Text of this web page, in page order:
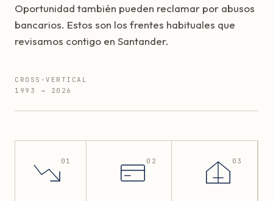
Oportunidad también pueden reclamar por abusos
bancarios. Estos son los frentes habituales que
revisamos contigo en Santander.
CROSS-VERTICAL
1993 → 2026
01 02 03